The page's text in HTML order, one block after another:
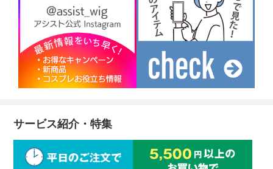
サービス紹介・特集